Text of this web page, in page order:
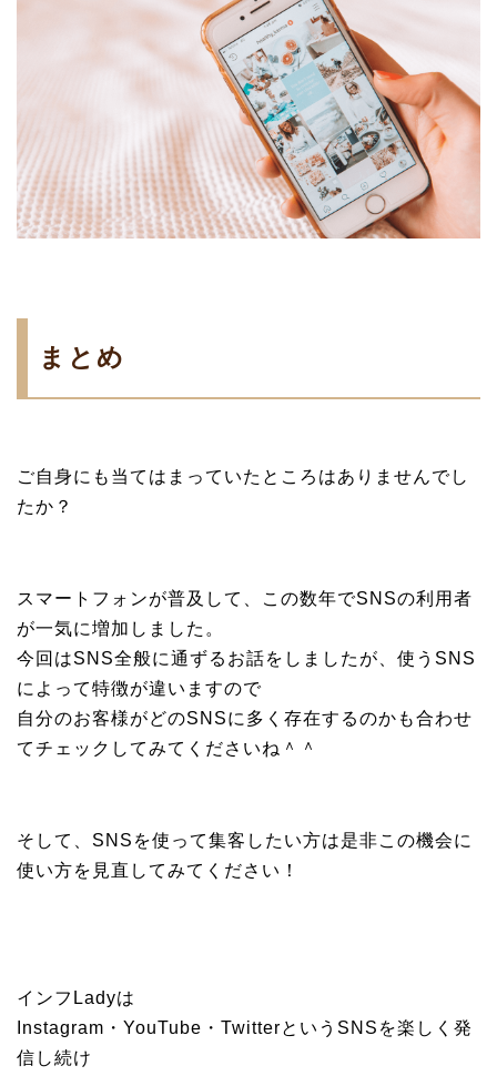
まとめ
ご自身にも当てはまっていたところはありませんでし
たか？
スマートフォンが普及して、この数年でSNSの利用者
が一気に増加しました。
今回はSNS全般に通ずるお話をしましたが、使うSNS
によって特徴が違いますので
自分のお客様がどのSNSに多く存在するのかも合わせ
てチェックしてみてくださいね＾＾
そして、SNSを使って集客したい方は是非この機会に
使い方を見直してみてください！
インフLadyは
Instagram・YouTube・TwitterというSNSを楽しく発
信し続け